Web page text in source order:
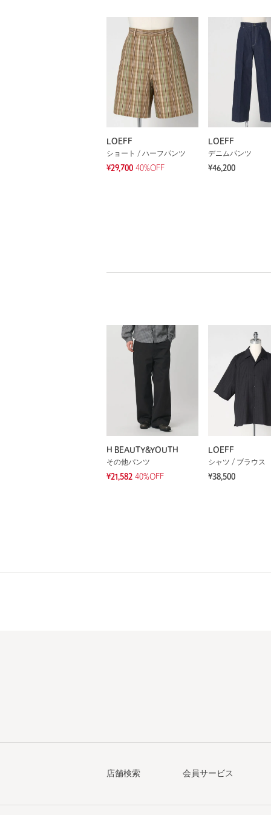
LOEFF
ショート / ハーフパンツ
¥29,700 40%OFF
LOEFF
デニムパンツ
¥46,200
H BEAUTY&YOUTH
その他パンツ
¥21,582 40%OFF
LOEFF
シャツ / ブラウス
¥38,500
店舗検索 会員サービス